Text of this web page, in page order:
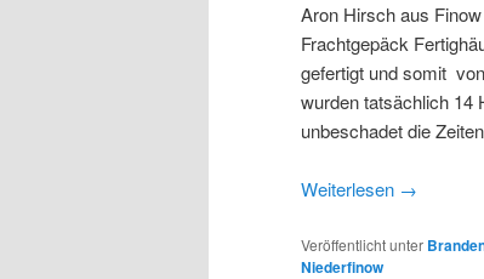
Aron Hirsch aus
Frachtgepäck
gefertigt und somit
wurden tatsächlich 14
unbeschadet die
Weiterlesen →
Veröffentlicht unter
Niederfinow